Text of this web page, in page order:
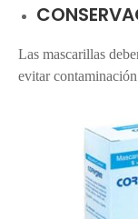
Las mascarillas
evitar